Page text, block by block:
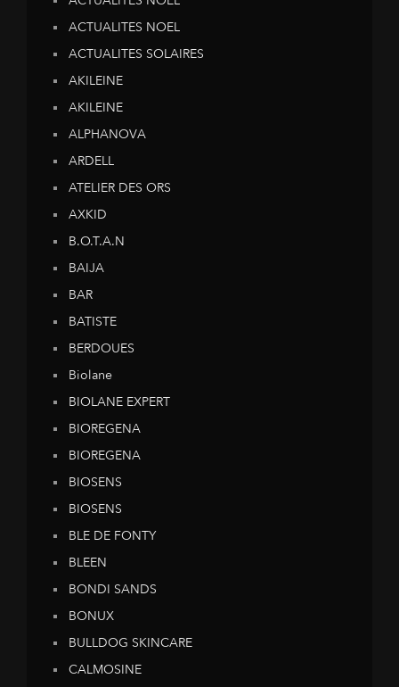
ACTUALITES NOEL
ACTUALITES SOLAIRES
AKILEINE
AKILEINE
ALPHANOVA
ARDELL
ATELIER DES ORS
AXKID
B.O.T.A.N
BAIJA
BAR
BATISTE
BERDOUES
Biolane
BIOLANE EXPERT
BIOREGENA
BIOREGENA
BIOSENS
BIOSENS
BLE DE FONTY
BLEEN
BONDI SANDS
BONUX
BULLDOG SKINCARE
CALMOSINE